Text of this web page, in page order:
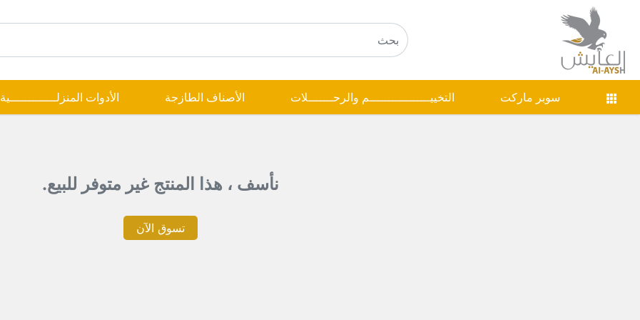
سوبر ماركت التخييـــــــــــــــــم والرحـــــــلات الأصناف الطازجة الأدوات المنزلـــــــــــــية
نأسف ، هذا المنتج غير متوفر للبيع.
تسوق الآن